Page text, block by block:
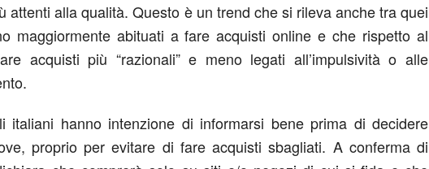
attenti alla qualità. Questo è un trend che si rileva anche tra quei
maggiormente abituati a fare acquisti online e che rispetto al
acquisti più “razionali” e meno legati all’impulsività o alle
italiani hanno intenzione di informarsi bene prima di decidere
proprio per evitare di fare acquisti sbagliati. A conferma di